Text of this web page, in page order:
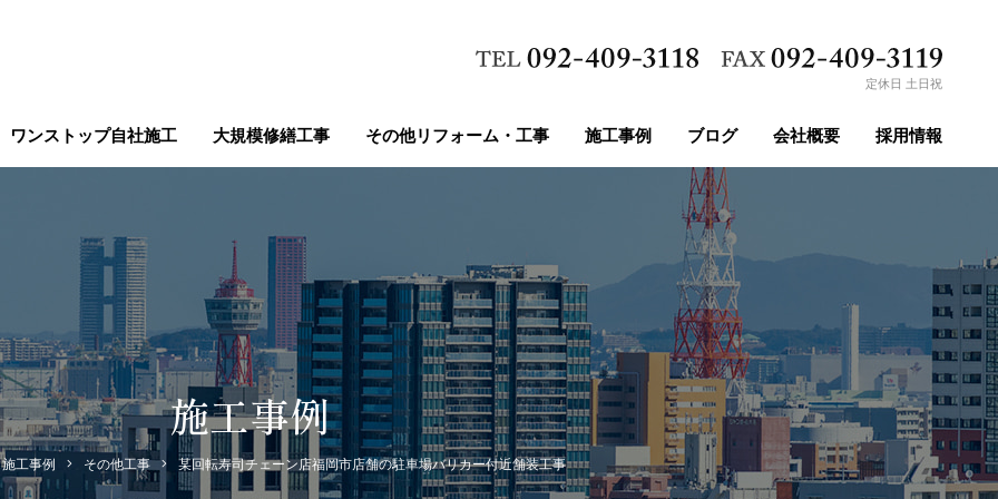
定休日 土日祝
ワンストップ自社施工 大規模修繕工事 その他リフォーム・工事 施工事例 ブログ 会社概要 採用情報
施工事例
施工事例 その他工事 某回転寿司チェーン店福岡市店舗の駐車場バリカー付近舗装工事